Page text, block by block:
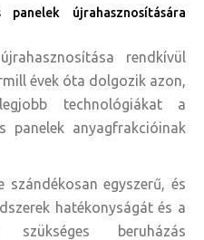
újrahasznosítására
rendkívül
évek óta dolgozik azon,
technológiákat a
panelek anyagfrakcióinak
szándékosan egyszerű, és
hatékonyságát és a
szükséges beruházás